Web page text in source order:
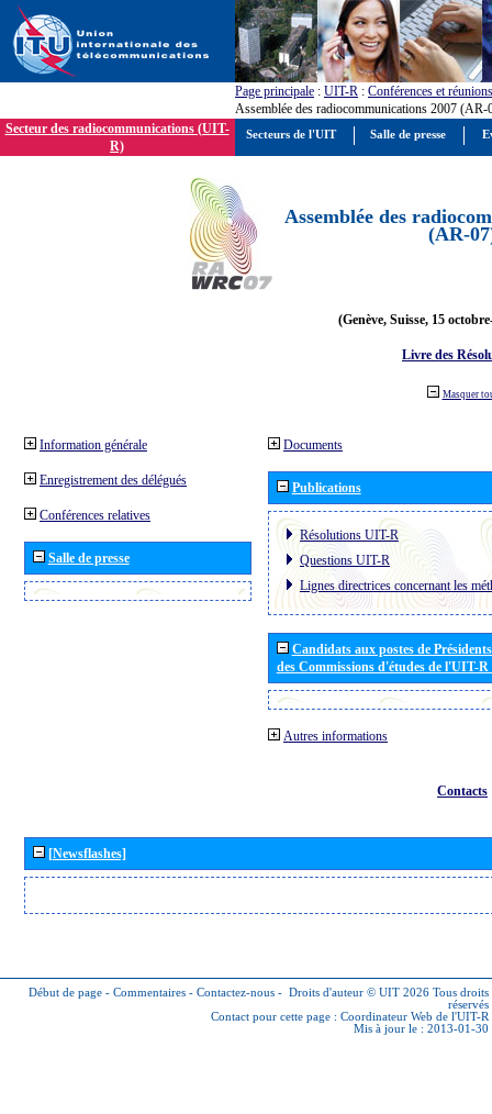
Page principale : UIT-R : Conférences et réunions
Assemblée des radiocommunications 2007 (AR-
Secteur des radiocommunications (UIT-
R)
Assemblée des
(AR-
(Genève, Suisse, 15
Livre des
Masquer
Information générale
Enregistrement des délégués
Conférences relatives
Salle de presse
Documents
Publications
Résolutions UIT-R
Questions UIT-R
Lignes directrices concernant les
Candidats aux postes de
des Commissions d'études de l'UIT-
Autres informations
Contacts
[Newsflashes]
Début de page - Commentaires - Contactez-nous - Droits d'auteur © UIT 2026 Tous droits
réservés
Contact pour cette page : Coordinateur Web de l'UIT-R
Mis à jour le : 2013-01-30
Secteurs de l'UIT Salle de presse